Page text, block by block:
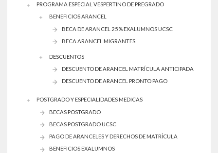
PROGRAMA ESPECIAL VESPERTINO DE PREGRADO
BENEFICIOS ARANCEL
BECA DE ARANCEL 25% EXALUMNOS UCSC
BECA ARANCEL MIGRANTES
DESCUENTOS
DESCUENTO DE ARANCEL MATRÍCULA ANTICIPADA
DESCUENTO DE ARANCEL PRONTO PAGO
POSTGRADO Y ESPECIALIDADES MEDICAS
BECAS POSTGRADO
BECAS POSTGRADO UCSC
PAGO DE ARANCELES Y DERECHOS DE MATRÍCULA
BENEFICIOS EXALUMNOS